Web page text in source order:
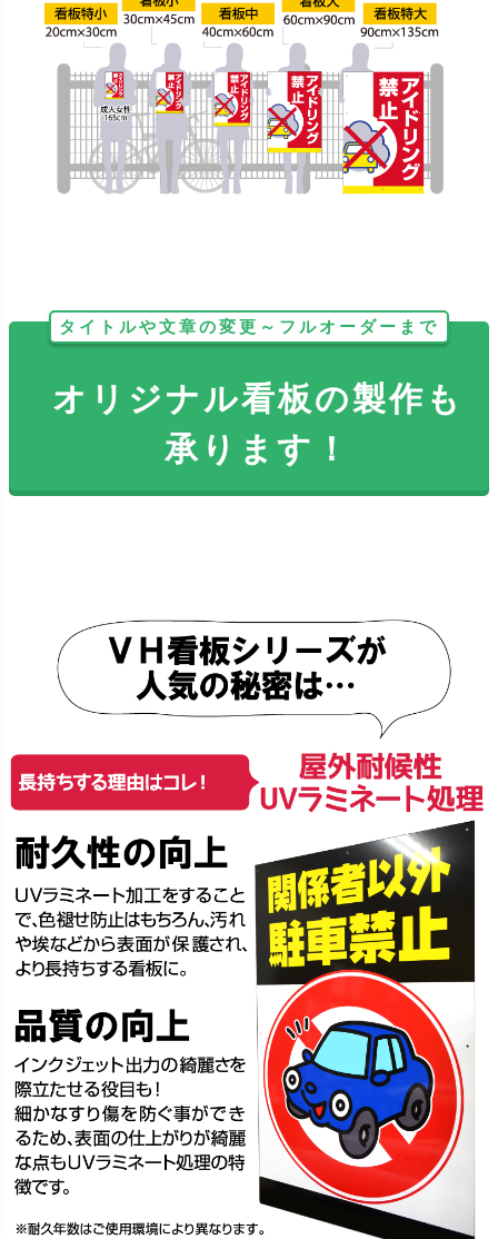
タイトルや文章の変更～フルオーダーまで
オリジナル看板の製作も
承ります！